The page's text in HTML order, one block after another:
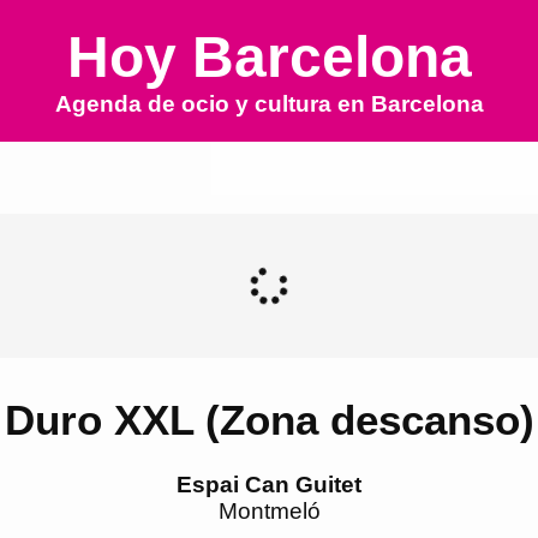
Hoy Barcelona
Agenda de ocio y cultura en Barcelona
Duro XXL (Zona descanso)
Espai Can Guitet
Montmeló